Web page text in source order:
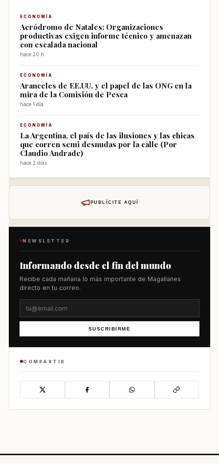
ECONOMÍA
Aeródromo de Natales: Organizaciones
productivas exigen informe técnico y amenazan
con escalada nacional
hace 20 h
ECONOMÍA
Aranceles de EE.UU. y el papel de las ONG en la
mira de la Comisión de Pesca
hace 1 día
ECONOMÍA
La Argentina, el país de las ilusiones y las chicas
que corren semi desnudas por la calle (Por
Claudio Andrade)
hace 2 días
PUBLÍCITE AQUÍ
NEWSLETTER
Informando desde el fin del mundo
Recibe cada mañana lo más importante de Magallanes
directo en tu correo.
SUSCRIBIRME
COMPARTIR